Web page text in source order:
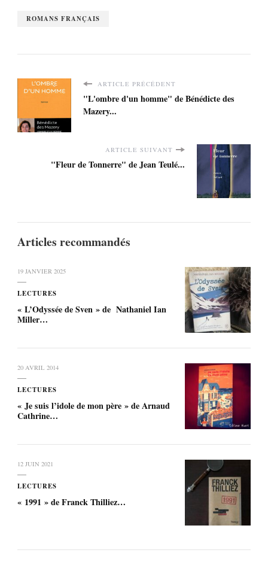
ROMANS FRANÇAIS
ARTICLE PRÉCÉDENT
"L'ombre d'un homme" de Bénédicte des
Mazery...
ARTICLE SUIVANT
"Fleur de Tonnerre" de Jean Teulé...
Articles recommandés
19 JANVIER 2025
LECTURES
« L’Odyssée de Sven » de Nathaniel Ian
Miller…
20 AVRIL 2014
LECTURES
« Je suis l’idole de mon père » de Arnaud
Cathrine…
12 JUIN 2021
LECTURES
« 1991 » de Franck Thilliez…